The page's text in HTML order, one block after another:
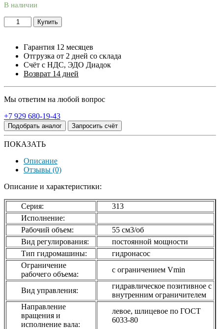
В наличии
Купить
Гарантия 12 месяцев
Отгрузка от 2 дней со склада
Счёт с НДС, ЭДО Диадок
Возврат 14 дней
Мы ответим на любой вопрос
+7 929 680-19-43
Подобрать аналог Запросить счёт
ПОКАЗАТЬ
Описание
Отзывы (0)
Описание и характеристики:
Серия:
313
Исполнение:
Рабочий объем:
55 см3/об
Вид регулирования:
постоянной мощности
Тип гидромашины:
гидронасос
Ограничение
рабочего объема:
с ограничением Vmin
Вид управления:
гидравлическое позитивное с
внутренним ограничителем
Направление
вращения и
исполнение вала:
левое, шлицевое по ГОСТ
6033-80